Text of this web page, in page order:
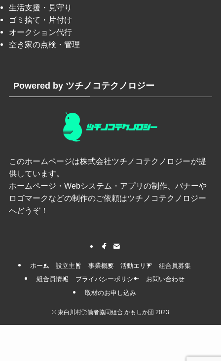
生活支援・見守り
ゴミ捨て・片付け
オークション代行
空き家の点検・管理
Powered by ツチノコテクノロジー
このホームページは株式会社ツチノコテクノロジーが提
供しています。
ホームページ・Webシステム・アプリの制作、バナーや
ロゴマークなどの制作のご依頼はツチノコテクノロジー
へどうぞ！
ホーム 設立主旨 事業概要 活動エリア
組合員募集
組合員情報
プライバシーポリシー
お問い合わせ
取材のお申し込み
© 東白川村労働者協同組合 かもしか団 2023